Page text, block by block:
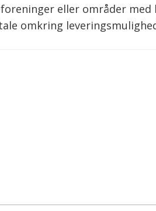
eller områder
omkring